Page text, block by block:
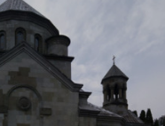
(postaki)…” “Вино. Крим
і його вдосталь: воно все